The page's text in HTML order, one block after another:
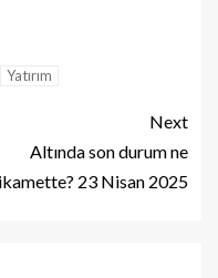
Yatırım
Next
Altında son durum ne
23 Nisan 2025